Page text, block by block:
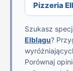
Pizzeria
Szukasz
Elblągu?
Porównaj